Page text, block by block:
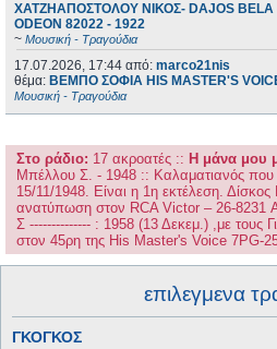
ΧΑΤΖΗΑΠΟΣΤΟΛΟΥ ΝΙΚΟΣ- DAJOS BELA
ODEON 82022 - 1922
~ Μουσική - Τραγούδια
17.07.2026, 17:44 από: marco21nis
θέμα: ΒΕΜΠΟ ΣΟΦΙΑ HIS MASTER'S
Μουσική - Τραγούδια
Στο ράδιο: 17 ακροατές :: Η μάνα μου
Μπέλλου Σ. - 1948 :: Καλαματιανός που
15/11/1948. Είναι η 1η εκτέλεση.
ανατύπωση στον RCA Victor ‎– 26-8231
Σ -------------- : 1958 (13 Δεκεμ.) ,με τους
στον 45ρη της His Master's Voice 7PG-
επιλεγμενα
ΓΚΟΓΚΟΣ